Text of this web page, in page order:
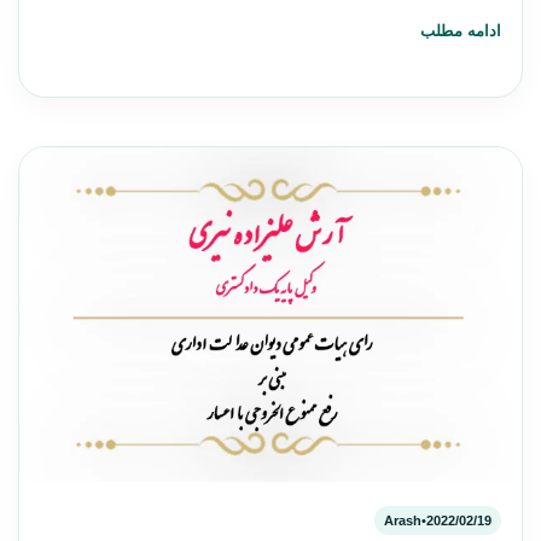
ادامه مطلب
2022/02/19
•
Arash